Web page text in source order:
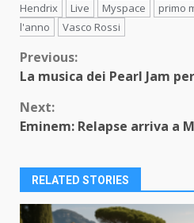
Hendrix
Live Myspace primo
l'anno
Vasco Rossi
Continue
Previous:
La musica dei Pearl Jam
Next:
Eminem: Relapse arriva a
RELATED STORIES